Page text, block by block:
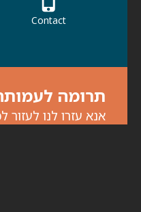
תרומה
אנא עזרו לנו לעזור
Contact